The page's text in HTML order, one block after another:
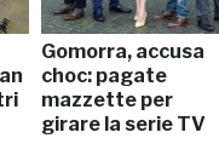
Gomorra, accusa
choc: pagate
mazzette per
girare la serie TV